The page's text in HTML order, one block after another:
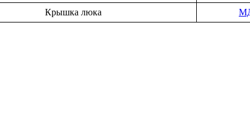
Крышка люка